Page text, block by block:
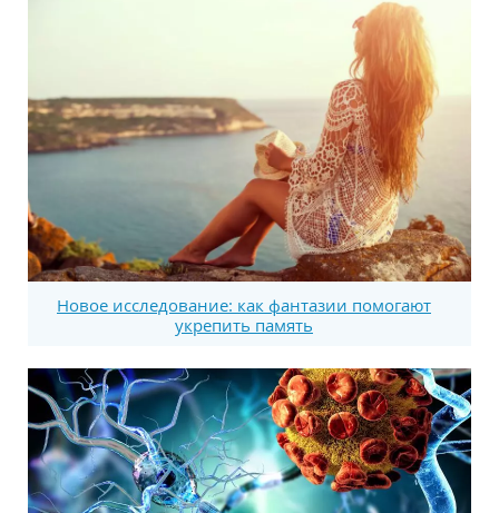
Новое исследование: как фантазии помогают
укрепить память